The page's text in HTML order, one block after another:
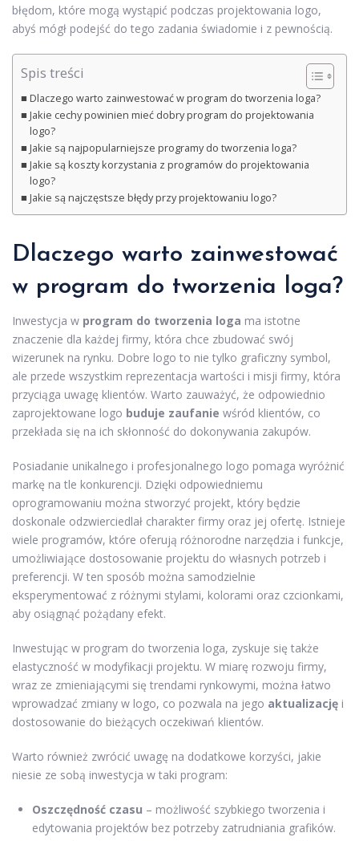
błędom, które mogą wystąpić podczas projektowania logo,
abyś mógł podejść do tego zadania świadomie i z pewnością.
Spis treści
Dlaczego warto zainwestować w program do tworzenia loga?
Jakie cechy powinien mieć dobry program do projektowania
logo?
Jakie są najpopularniejsze programy do tworzenia loga?
Jakie są koszty korzystania z programów do projektowania
logo?
Jakie są najczęstsze błędy przy projektowaniu logo?
Dlaczego warto zainwestować
w program do tworzenia loga?
Inwestycja w program do tworzenia loga ma istotne
znaczenie dla każdej firmy, która chce zbudować swój
wizerunek na rynku. Dobre logo to nie tylko graficzny symbol,
ale przede wszystkim reprezentacja wartości i misji firmy, która
przyciąga uwagę klientów. Warto zauważyć, że odpowiednio
zaprojektowane logo buduje zaufanie wśród klientów, co
przekłada się na ich skłonność do dokonywania zakupów.
Posiadanie unikalnego i profesjonalnego logo pomaga wyróżnić
markę na tle konkurencji. Dzięki odpowiedniemu
oprogramowaniu można stworzyć projekt, który będzie
doskonale odzwierciedlał charakter firmy oraz jej ofertę. Istnieje
wiele programów, które oferują różnorodne narzędzia i funkcje,
umożliwiające dostosowanie projektu do własnych potrzeb i
preferencji. W ten sposób można samodzielnie
eksperymentować z różnymi stylami, kolorami oraz czcionkami,
aby osiągnąć pożądany efekt.
Inwestując w program do tworzenia loga, zyskuje się także
elastyczność w modyfikacji projektu. W miarę rozwoju firmy,
wraz ze zmieniającymi się trendami rynkowymi, można łatwo
wprowadzać zmiany w logo, co pozwala na jego aktualizację i
dostosowanie do bieżących oczekiwań klientów.
Warto również zwrócić uwagę na dodatkowe korzyści, jakie
niesie ze sobą inwestycja w taki program:
Oszczędność czasu – możliwość szybkiego tworzenia i
edytowania projektów bez potrzeby zatrudniania grafików.